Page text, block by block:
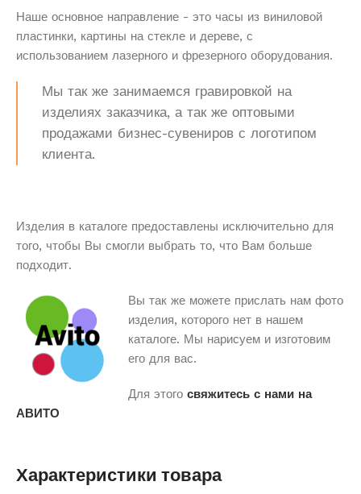
Наше основное направление - это часы из виниловой
пластинки, картины на стекле и дереве, с
использованием лазерного и фрезерного оборудования.
Мы так же занимаемся гравировкой на
изделиях заказчика, а так же оптовыми
продажами бизнес-сувениров с логотипом
клиента.
Изделия в каталоге предоставлены исключительно для
того, чтобы Вы смогли выбрать то, что Вам больше
подходит.
Вы так же можете прислать нам фото
изделия, которого нет в нашем
каталоге. Мы нарисуем и изготовим
его для вас.
Для этого свяжитесь с нами на
АВИТО
Характеристики товара